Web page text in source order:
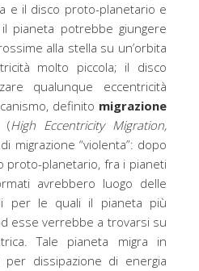
e il disco proto-planetario e
pianeta potrebbe giungere
alla stella su un’orbita
molto piccola; il disco
qualunque eccentricità
definito migrazione
(High Eccentricity Migration,
migrazione “violenta”: dopo
proto-planetario, fra i pianeti
avrebbero luogo delle
per le quali il pianeta più
esse verrebbe a trovarsi su
Tale pianeta migra in
dissipazione di energia